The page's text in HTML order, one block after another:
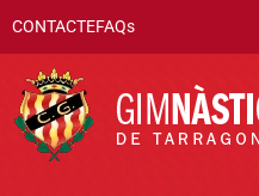
CONTACTEFAQs